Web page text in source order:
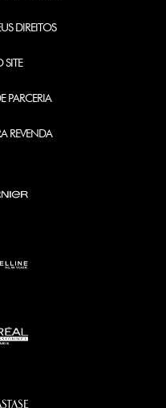
DIREITOS
SITE
PARCERIA
REVENDA